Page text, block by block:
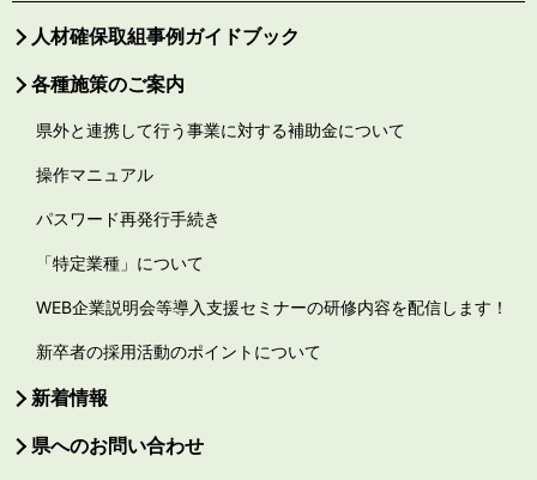
人材確保取組事例ガイドブック
各種施策のご案内
県外と連携して行う事業に対する補助金について
操作マニュアル
パスワード再発行手続き
「特定業種」について
WEB企業説明会等導入支援セミナーの研修内容を配信します！
新卒者の採用活動のポイントについて
新着情報
県へのお問い合わせ